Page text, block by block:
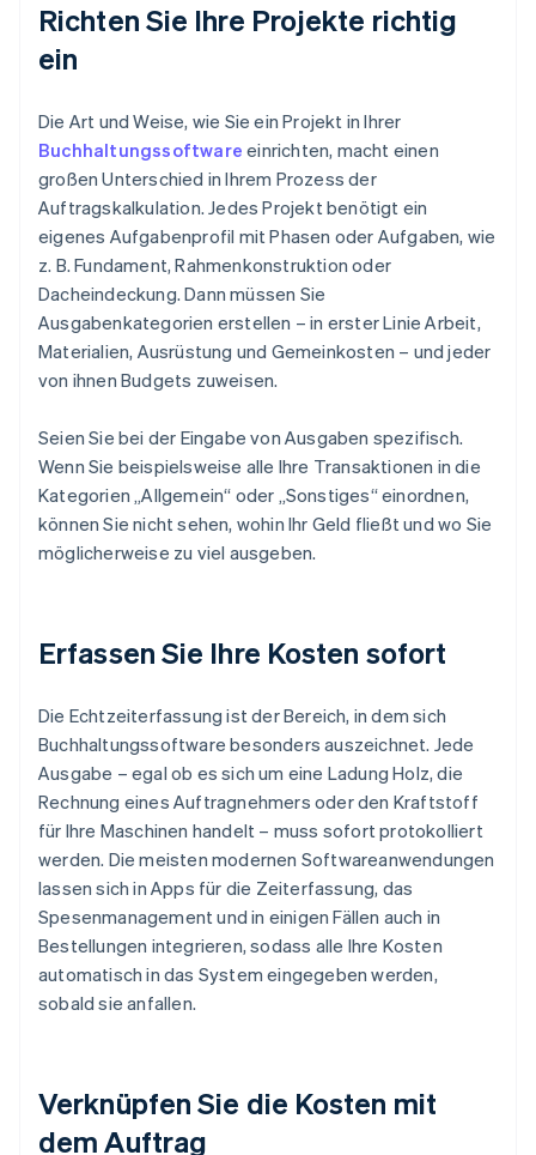
Richten Sie Ihre Projekte richtig
ein
Die Art und Weise, wie Sie ein Projekt in Ihrer
Buchhaltungssoftware einrichten, macht einen
großen Unterschied in Ihrem Prozess der
Auftragskalkulation. Jedes Projekt benötigt ein
eigenes Aufgabenprofil mit Phasen oder Aufgaben, wie
z. B. Fundament, Rahmenkonstruktion oder
Dacheindeckung. Dann müssen Sie
Ausgabenkategorien erstellen – in erster Linie Arbeit,
Materialien, Ausrüstung und Gemeinkosten – und jeder
von ihnen Budgets zuweisen.
Seien Sie bei der Eingabe von Ausgaben spezifisch.
Wenn Sie beispielsweise alle Ihre Transaktionen in die
Kategorien „Allgemein“ oder „Sonstiges“ einordnen,
können Sie nicht sehen, wohin Ihr Geld fließt und wo Sie
möglicherweise zu viel ausgeben.
Erfassen Sie Ihre Kosten sofort
Die Echtzeiterfassung ist der Bereich, in dem sich
Buchhaltungssoftware besonders auszeichnet. Jede
Ausgabe – egal ob es sich um eine Ladung Holz, die
Rechnung eines Auftragnehmers oder den Kraftstoff
für Ihre Maschinen handelt – muss sofort protokolliert
werden. Die meisten modernen Softwareanwendungen
lassen sich in Apps für die Zeiterfassung, das
Spesenmanagement und in einigen Fällen auch in
Bestellungen integrieren, sodass alle Ihre Kosten
automatisch in das System eingegeben werden,
sobald sie anfallen.
Verknüpfen Sie die Kosten mit
dem Auftrag